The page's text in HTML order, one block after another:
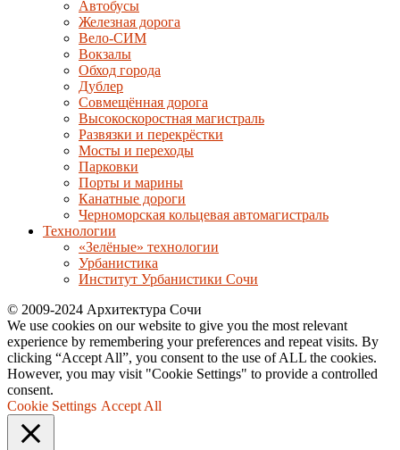
Автобусы
Железная дорога
Вело-СИМ
Вокзалы
Обход города
Дублер
Совмещённая дорога
Высокоскоростная магистраль
Развязки и перекрёстки
Мосты и переходы
Парковки
Порты и марины
Канатные дороги
Черноморская кольцевая автомагистраль
Технологии
«Зелёные» технологии
Урбанистика
Институт Урбанистики Сочи
© 2009-2024 Архитектура Сочи
We use cookies on our website to give you the most relevant
experience by remembering your preferences and repeat visits. By
clicking “Accept All”, you consent to the use of ALL the cookies.
However, you may visit "Cookie Settings" to provide a controlled
consent.
Cookie Settings Accept All